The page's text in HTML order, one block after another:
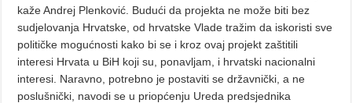
kaže Andrej Plenković. Budući da projekta ne može biti bez
sudjelovanja Hrvatske, od hrvatske Vlade tražim da iskoristi sve
političke mogućnosti kako bi se i kroz ovaj projekt zaštitili
interesi Hrvata u BiH koji su, ponavljam, i hrvatski nacionalni
interesi. Naravno, potrebno je postaviti se državnički, a ne
poslušnički, navodi se u priopćenju Ureda predsjednika